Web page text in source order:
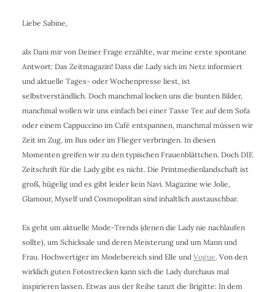
Liebe Sabine,
als Dani mir von Deiner Frage erzählte, war meine erste spontane
Antwort: Das Zeitmagazin! Dass die Lady sich im Netz informiert
und aktuelle Tages- oder Wochenpresse liest, ist
selbstverständlich. Doch manchmal locken uns die bunten Bilder,
manchmal wollen wir uns einfach bei einer Tasse Tee auf dem Sofa
oder einem Cappuccino im Café entspannen, manchmal müssen wir
Zeit im Zug, im Bus oder im Flieger verbringen. In diesen
Momenten greifen wir zu den typischen Frauenblättchen. Doch DIE
Zeitschrift für die Lady gibt es nicht. Die Printmedienlandschaft ist
groß, hügelig und es gibt leider kein Navi. Magazine wie Jolie,
Glamour, Myself und Cosmopolitan sind inhaltlich austauschbar.
Es geht um aktuelle Mode-Trends (denen die Lady nie nachlaufen
sollte), um Schicksale und deren Meisterung und um Mann und
Frau. Hochwertiger im Modebereich sind Elle und Vogue. Von den
wirklich guten Fotostrecken kann sich die Lady durchaus mal
inspirieren lassen. Etwas aus der Reihe tanzt die Brigitte: In dem